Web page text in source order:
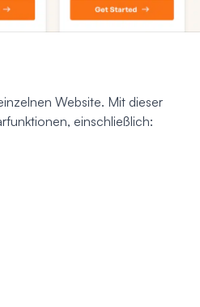
Website. Mit dieser
einschließlich: